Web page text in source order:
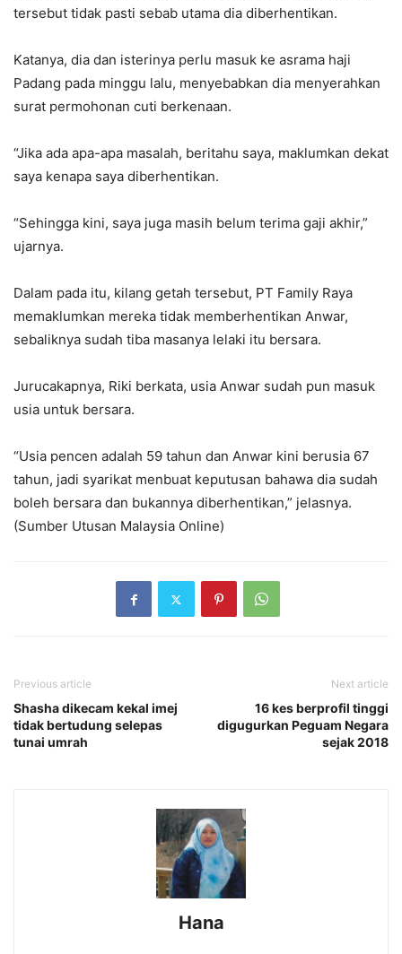
tersebut tidak pasti sebab utama dia diberhentikan.
Katanya, dia dan isterinya perlu masuk ke asrama haji
Padang pada minggu lalu, menyebabkan dia menyerahkan
surat permohonan cuti berkenaan.
“Jika ada apa-apa masalah, beritahu saya, maklumkan dekat
saya kenapa saya diberhentikan.
“Sehingga kini, saya juga masih belum terima gaji akhir,”
ujarnya.
Dalam pada itu, kilang getah tersebut, PT Family Raya
memaklumkan mereka tidak memberhentikan Anwar,
sebaliknya sudah tiba masanya lelaki itu bersara.
Jurucakapnya, Riki berkata, usia Anwar sudah pun masuk
usia untuk bersara.
“Usia pencen adalah 59 tahun dan Anwar kini berusia 67
tahun, jadi syarikat menbuat keputusan bahawa dia sudah
boleh bersara dan bukannya diberhentikan,” jelasnya.
(Sumber Utusan Malaysia Online)
Previous article
Shasha dikecam kekal imej
tidak bertudung selepas
tunai umrah
Next article
16 kes berprofil tinggi
digugurkan Peguam Negara
sejak 2018
Hana